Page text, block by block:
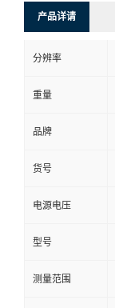
方
式
在
线
留
产品详请
分辨率
重量
品牌
货号
电源电压
型号
测量范围